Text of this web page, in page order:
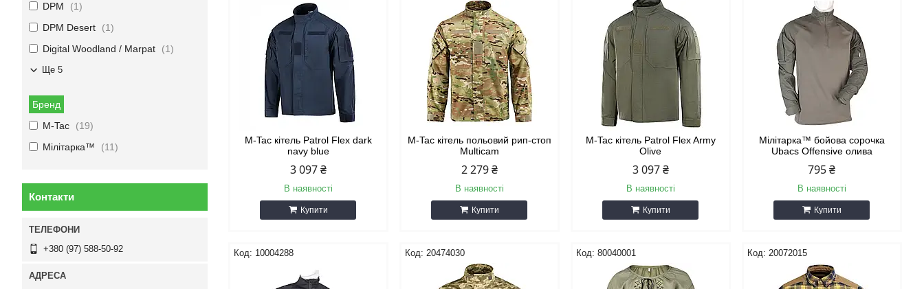
M-Tac кітель Patrol Flex dark
navy blue
3 097 ₴
В наявності
Купити
M-Tac кітель польовий рип-стоп
Multicam
2 279 ₴
В наявності
Купити
M-Tac кітель Patrol Flex Army
Olive
3 097 ₴
В наявності
Купити
Мілітарка™ бойова сорочка
Ubacs Оffensive олива
795 ₴
В наявності
Купити
10004288 20474030 80040001 20072015
DPM
1
DPM Desert
1
Digital Woodland / Marpat
1
Ще 5
Бренд
M-Tac
19
Мілітарка™
11
Контакти
+380 (97) 588-50-92